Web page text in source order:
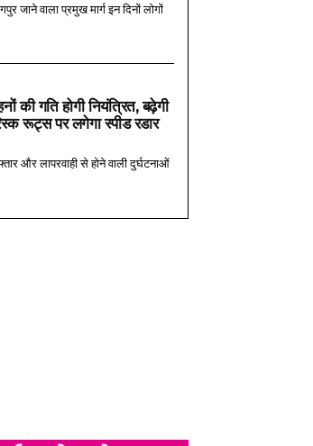
जाने वाला प्रमुख मार्ग इन दिनों लोगों
की गति होगी नियंत्रित, बढ़ेगी
रूट्स पर लगेगा स्पीड रडार
और लापरवाही से होने वाली दुर्घटनाओं